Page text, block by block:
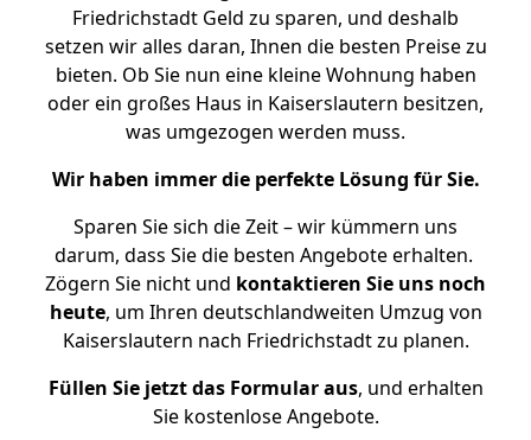
Friedrichstadt Geld zu sparen, und deshalb
setzen wir alles daran, Ihnen die besten Preise zu
bieten. Ob Sie nun eine kleine Wohnung haben
oder ein großes Haus in Kaiserslautern besitzen,
was umgezogen werden muss.
Wir haben immer die perfekte Lösung für Sie.
Sparen Sie sich die Zeit – wir kümmern uns
darum, dass Sie die besten Angebote erhalten.
Zögern Sie nicht und kontaktieren Sie uns noch
heute, um Ihren deutschlandweiten Umzug von
Kaiserslautern nach Friedrichstadt zu planen.
Füllen Sie jetzt das Formular aus, und erhalten
Sie kostenlose Angebote.